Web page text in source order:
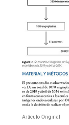
Artí­culo Original